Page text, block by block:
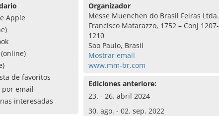
Apple
de favoritos
por email
interesadas
Organizador
Messe Muenchen do Brasil Feiras Ltda.
Francisco Matarazzo, 1752 – Conj 1207-
1210
Sao Paulo, Brasil
Mostrar email
www.mm-br.com
Ediciones anteriore:
23. - 26. abril 2024
30. ago. - 02. sep. 2022